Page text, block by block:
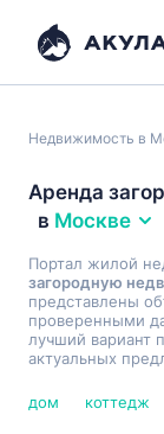
Недвижимость в
Аренда
в Москве
Портал жилой
загородную
представлены
проверенными
лучший вариант
актуальных
дом коттедж